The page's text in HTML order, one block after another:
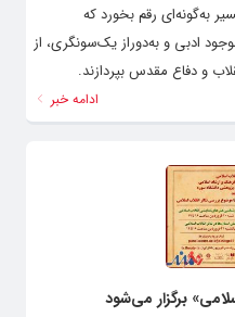
به‌گونه‌ای رقم بخورد که
ادبی و به‌دوراز یک‌سونگری، از
و دفاع مقدس بپردازند.
ادامه خبر